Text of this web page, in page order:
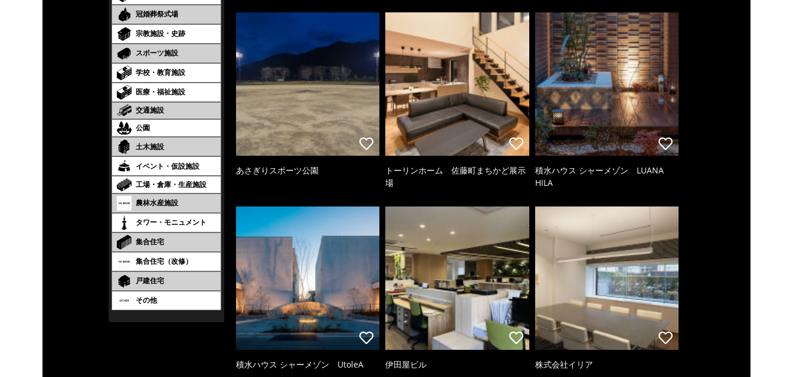
冠婚葬祭式場
宗教施設・史跡
スポーツ施設
学校・教育施設
医療・福祉施設
交通施設
公園
土木施設
イベント・仮設施設
工場・倉庫・生産施設
農林水産施設
タワー・モニュメント
集合住宅
集合住宅（改修）
戸建住宅
その他
あさぎりスポーツ公園
トーリンホーム 佐藤町まちかど展示
場
積水ハウス シャーメゾン LUANA
HILA
積水ハウス シャーメゾン UtoleA 伊田屋ビル 株式会社イリア